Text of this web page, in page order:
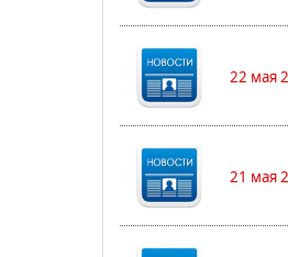
22 мая
21 мая